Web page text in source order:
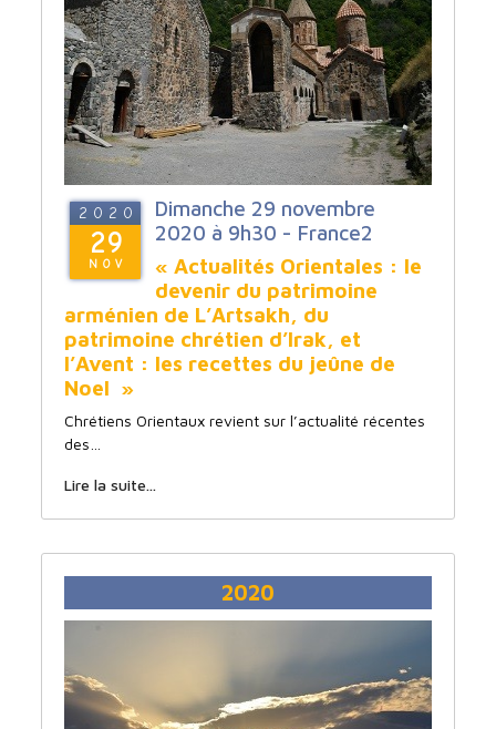
2020
29
NOV
Dimanche 29 novembre
2020 à 9h30 - France2
« Actualités Orientales : le
devenir du patrimoine
arménien de L’Artsakh, du
patrimoine chrétien d’Irak, et
l’Avent : les recettes du jeûne de
Noel »
Chrétiens Orientaux revient sur l’actualité récentes
des…
Lire la suite...
2020